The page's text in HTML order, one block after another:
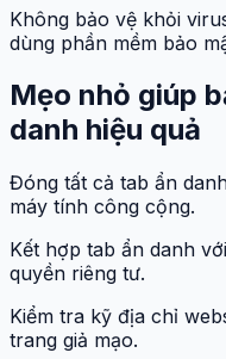
Không bảo vệ khỏi
dùng phần mềm bảo
Mẹo nhỏ giúp
danh hiệu quả
Đóng tất cả tab ẩn
máy tính công cộng.
Kết hợp tab ẩn danh
quyền riêng tư.
Kiểm tra kỹ địa chỉ
trang giả mạo.